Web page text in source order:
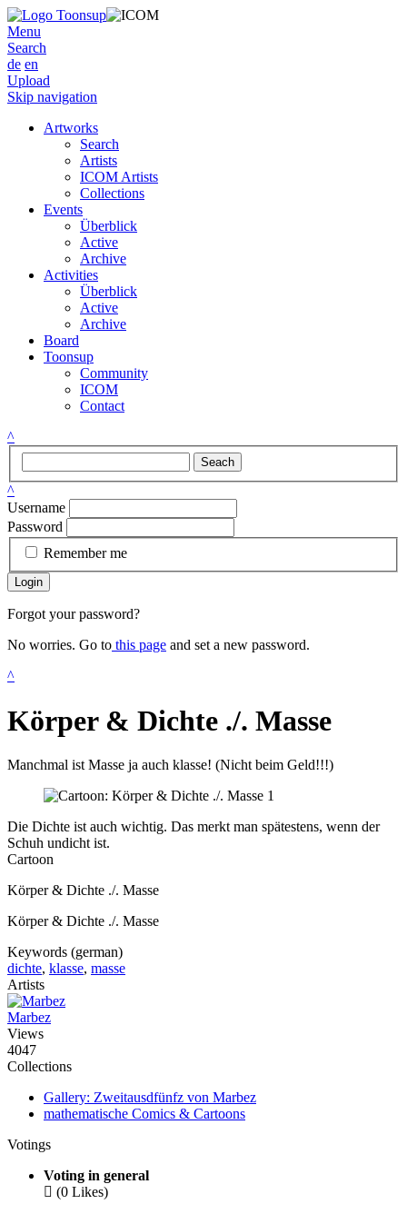
Menu
Search
de en
Upload
Skip navigation
Artworks
Search
Artists
ICOM Artists
Collections
Events
Überblick
Active
Archive
Activities
Überblick
Active
Archive
Board
Toonsup
Community
ICOM
Contact
^
Seach
^
Username
Password
Remember me
Login
Forgot your password?
No worries. Go to this page and set a new password.
^
Körper & Dichte ./. Masse
Manchmal ist Masse ja auch klasse! (Nicht beim Geld!!!)
Die Dichte ist auch wichtig. Das merkt man spätestens, wenn der
Schuh undicht ist.
Cartoon
Körper & Dichte ./. Masse
Körper & Dichte ./. Masse
Keywords (german)
dichte, klasse, masse
Artists
Marbez
Views
4047
Collections
Gallery: Zweitausdfünfz von Marbez
mathematische Comics & Cartoons
Votings
Voting in general
 (0 Likes)